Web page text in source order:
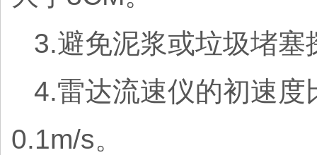
3.避免泥浆或垃圾堵塞
4.雷达流速仪的初速
0.1m/s。